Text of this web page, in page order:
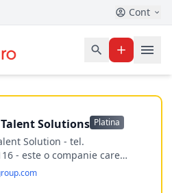
Cont
Solutions Platina
Solution - tel.
- este o companie care
de recrutare si selectie de
in cariera,